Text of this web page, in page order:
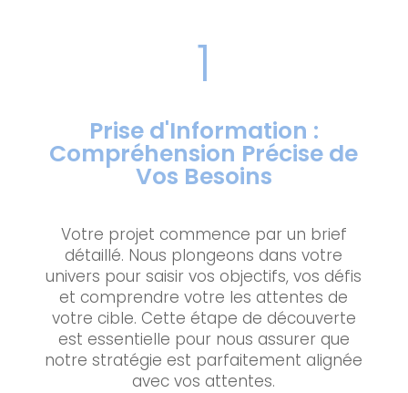
1
Prise d'Information :
Compréhension Précise de
Vos Besoins
Votre projet commence par un brief
détaillé. Nous plongeons dans votre
univers pour saisir vos objectifs, vos défis
et comprendre votre les attentes de
votre cible. Cette étape de découverte
est essentielle pour nous assurer que
notre stratégie est parfaitement alignée
avec vos attentes.